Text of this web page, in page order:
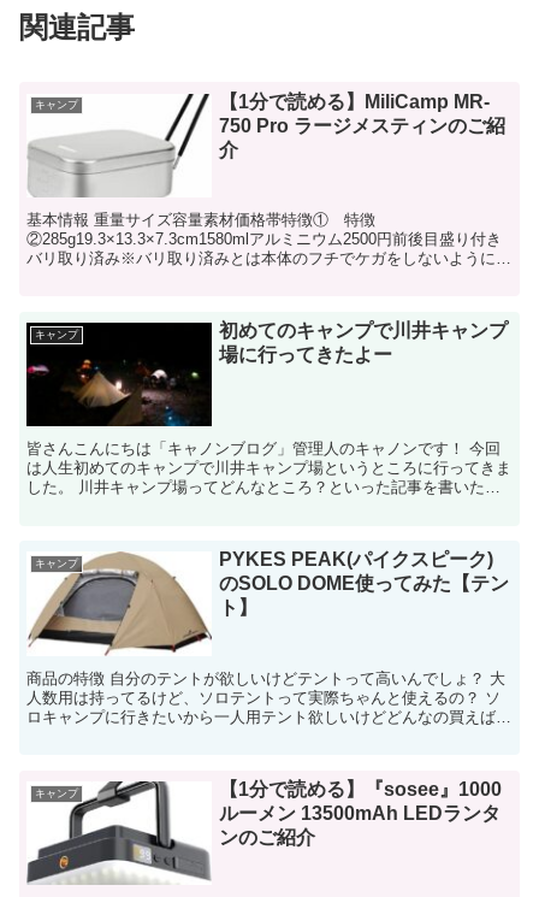
関連記事
キャンプ
【1分で読める】MiliCamp MR-
750 Pro ラージメスティンのご紹
介
基本情報 重量サイズ容量素材価格帯特徴① 特徴
②285g19.3×13.3×7.3cm1580mlアルミニウム2500円前後目盛り付き
バリ取り済み※バリ取り済みとは本体のフチでケガをしないように加
キャンプ
初めてのキャンプで川井キャンプ
場に行ってきたよー
皆さんこんにちは「キャノンブログ」管理人のキャノンです！ 今回
は人生初めてのキャンプで川井キャンプ場というところに行ってきま
した。 川井キャンプ場ってどんなところ？といった記事を書いた記
キャンプ
PYKES PEAK(パイクスピーク)
のSOLO DOME使ってみた【テン
ト】
商品の特徴 自分のテントが欲しいけどテントって高いんでしょ？ 大
人数用は持ってるけど、ソロテントって実際ちゃんと使えるの？ ソ
ロキャンプに行きたいから一人用テント欲しいけどどんなの買えばい
キャンプ
【1分で読める】『sosee』1000
ルーメン 13500mAh LEDランタ
ンのご紹介